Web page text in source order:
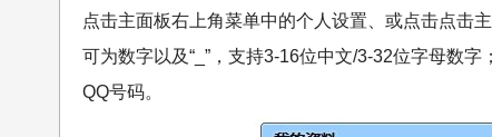
点击主面板右上角菜单中的个人设置、或点击点击
可为数字以及“_”，支持3-16位中文/3-32位字母数
QQ号码。